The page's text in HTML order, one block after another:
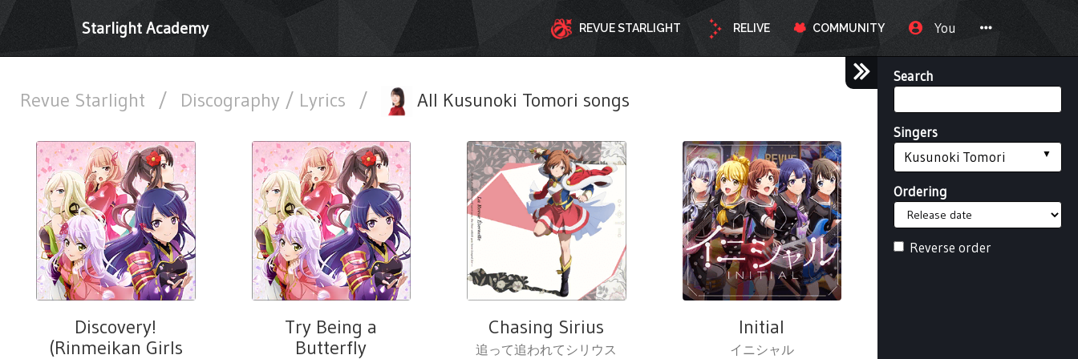
Starlight Academy REVUE STARLIGHT RELIVE COMMUNITY You
Search
Singers
Kusunoki Tomori
Ordering
Reverse order
Revue Starlight / Discography / Lyrics / All Kusunoki Tomori songs
Discovery!
(Rinmeikan Girls
Try Being a
Butterfly
Chasing Sirius
追って追われてシリウス
Initial
イニシャル